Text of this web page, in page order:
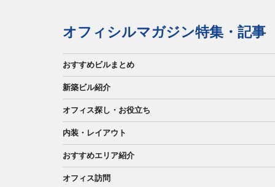
オフィシルマガジン特集・記事
おすすめビルまとめ
新築ビル紹介
オフィス探し・お役立ち
内装・レイアウト
おすすめエリア紹介
オフィス訪問